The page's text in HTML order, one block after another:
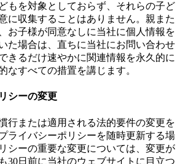
もを対象としておらず、それらの子ど
に収集することはありません。親また
お子様が同意なしに当社に個人情報を
た場合は、直ちに当社にお問い合わせ
きるだけ速やかに関連情報を永久的に
なすべての措置を講じます。
シーの変更
行または適用される法的要件の変更を
ライバシーポリシーを随時更新する場
シーの重要な変更については、変更が
30日前に当社のウェブサイトに目立つ